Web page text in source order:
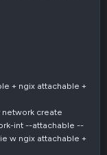
+ ngix attachable +
create
int --attachable --
w ngix attachable +